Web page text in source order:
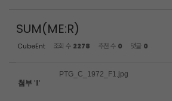
SUM(ME:R)
CubeEnt 조회 수 2278 추천 수 0 댓글 0
첨부 '1'
PTG_C_1972_F1.jpg